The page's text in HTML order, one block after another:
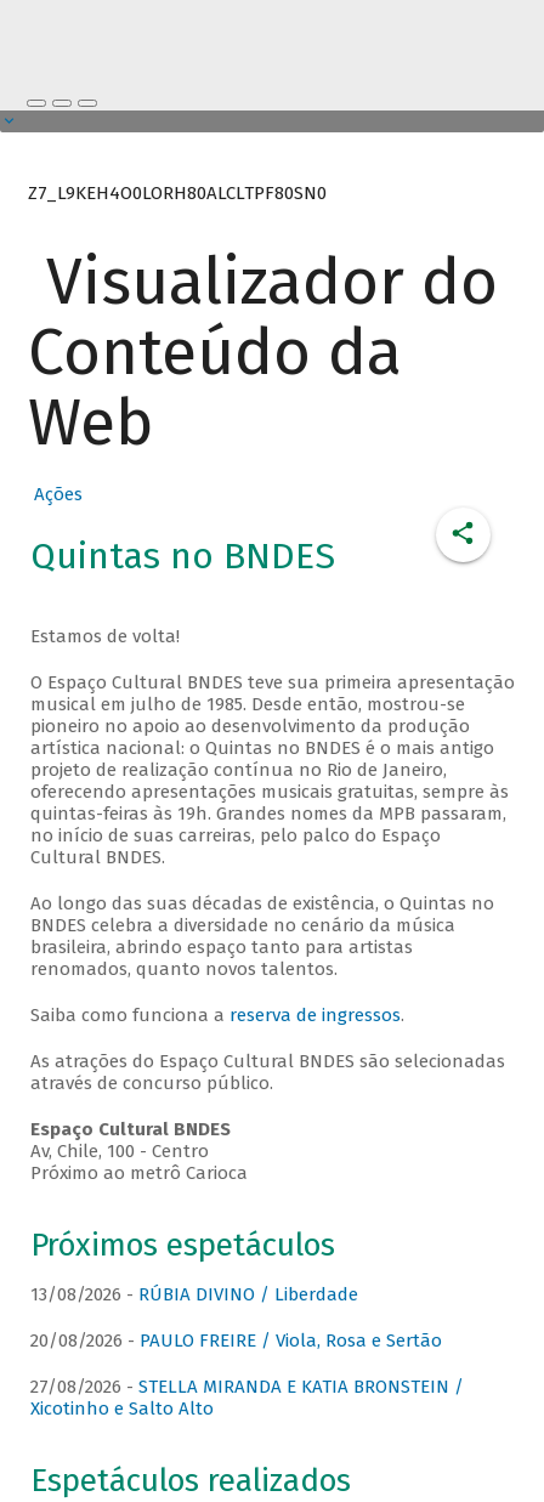
Z7_L9KEH4O0LORH80ALCLTPF80SN0
Visualizador do
Conteúdo da
Web
Ações
Quintas no BNDES
Estamos de volta!
O Espaço Cultural BNDES teve sua primeira apresentação
musical em julho de 1985. Desde então, mostrou-se
pioneiro no apoio ao desenvolvimento da produção
artística nacional: o Quintas no BNDES é o mais antigo
projeto de realização contínua no Rio de Janeiro,
oferecendo apresentações musicais gratuitas, sempre às
quintas-feiras às 19h. Grandes nomes da MPB passaram,
no início de suas carreiras, pelo palco do Espaço
Cultural BNDES.
Ao longo das suas décadas de existência, o Quintas no
BNDES celebra a diversidade no cenário da música
brasileira, abrindo espaço tanto para artistas
renomados, quanto novos talentos.
Saiba como funciona a reserva de ingressos.
As atrações do Espaço Cultural BNDES são selecionadas
através de concurso público.
Espaço Cultural BNDES
Av, Chile, 100 - Centro
Próximo ao metrô Carioca
Próximos espetáculos
13/08/2026 - RÚBIA DIVINO / Liberdade
20/08/2026 - PAULO FREIRE / Viola, Rosa e Sertão
27/08/2026 - STELLA MIRANDA E KATIA BRONSTEIN /
Xicotinho e Salto Alto
Espetáculos realizados